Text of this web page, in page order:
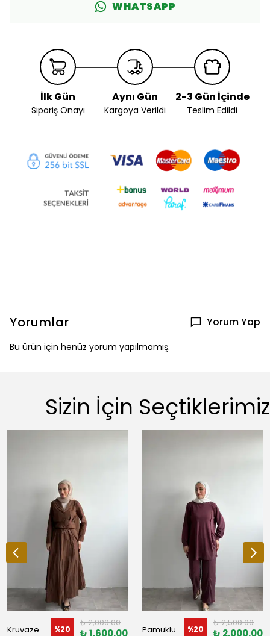
WHATSAPP
İlk Gün
Sipariş Onayı
Aynı Gün
Kargoya Verildi
2-3 Gün İçinde
Teslim Edildi
Yorumlar Yorum Yap
Bu ürün için henüz yorum yapılmamış.
Sizin İçin Seçtiklerimiz
Kruvaze Paraşüt Takım %20
₺ 2,000.00
₺ 1,600.00 Pamuklu Modal Pantolon Takım %20
₺ 2,500.00
₺ 2,000.00